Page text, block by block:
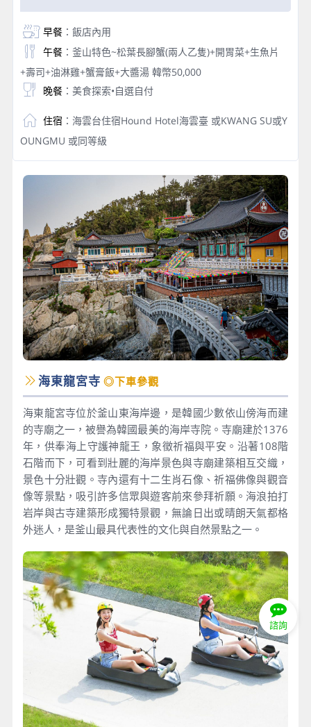
早餐：飯店內用
午餐：釜山特色~松葉長腳蟹(兩人乙隻)+開胃菜+生魚片
+壽司+油淋雞+蟹膏飯+大醬湯 韓幣50,000
晚餐：美食探索•自選自付
住宿 ：海雲台住宿Hound Hotel海雲臺 或KWANG SU或Y
OUNGMU 或同等級
海東龍宮寺 ◎下車參觀
海東龍宮寺位於釜山東海岸邊，是韓國少數依山傍海而建
的寺廟之一，被譽為韓國最美的海岸寺院。寺廟建於1376
年，供奉海上守護神龍王，象徵祈福與平安。沿著108階
石階而下，可看到壯麗的海岸景色與寺廟建築相互交織，
景色十分壯觀。寺內還有十二生肖石像、祈福佛像與觀音
像等景點，吸引許多信眾與遊客前來參拜祈願。海浪拍打
岩岸與古寺建築形成獨特景觀，無論日出或晴朗天氣都格
外迷人，是釜山最具代表性的文化與自然景點之一。
諮詢